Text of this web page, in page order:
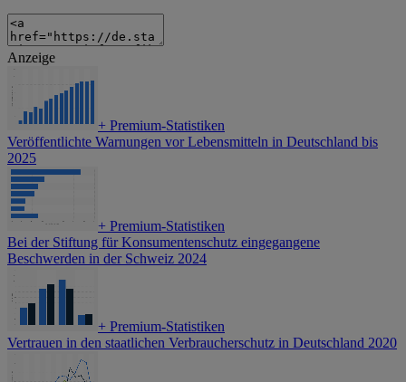
Anzeige
+ Premium-Statistiken
Veröffentlichte Warnungen vor Lebensmitteln in Deutschland bis
2025
+ Premium-Statistiken
Bei der Stiftung für Konsumentenschutz eingegangene
Beschwerden in der Schweiz 2024
+ Premium-Statistiken
Vertrauen in den staatlichen Verbraucherschutz in Deutschland 2020